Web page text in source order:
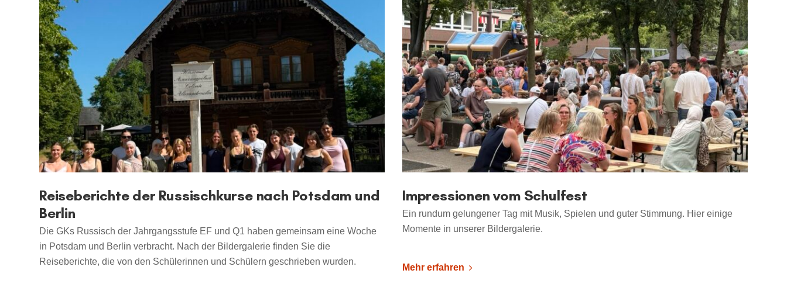
Reiseberichte der Russischkurse nach Potsdam und
Berlin
Die GKs Russisch der Jahrgangsstufe EF und Q1 haben gemeinsam eine Woche
in Potsdam und Berlin verbracht. Nach der Bildergalerie finden Sie die
Reiseberichte, die von den Schülerinnen und Schülern geschrieben wurden.
Impressionen vom Schulfest
Ein rundum gelungener Tag mit Musik, Spielen und guter Stimmung. Hier einige
Momente in unserer Bildergalerie.
Mehr erfahren